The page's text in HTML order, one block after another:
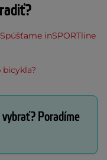
inSPORTline
Poradíme